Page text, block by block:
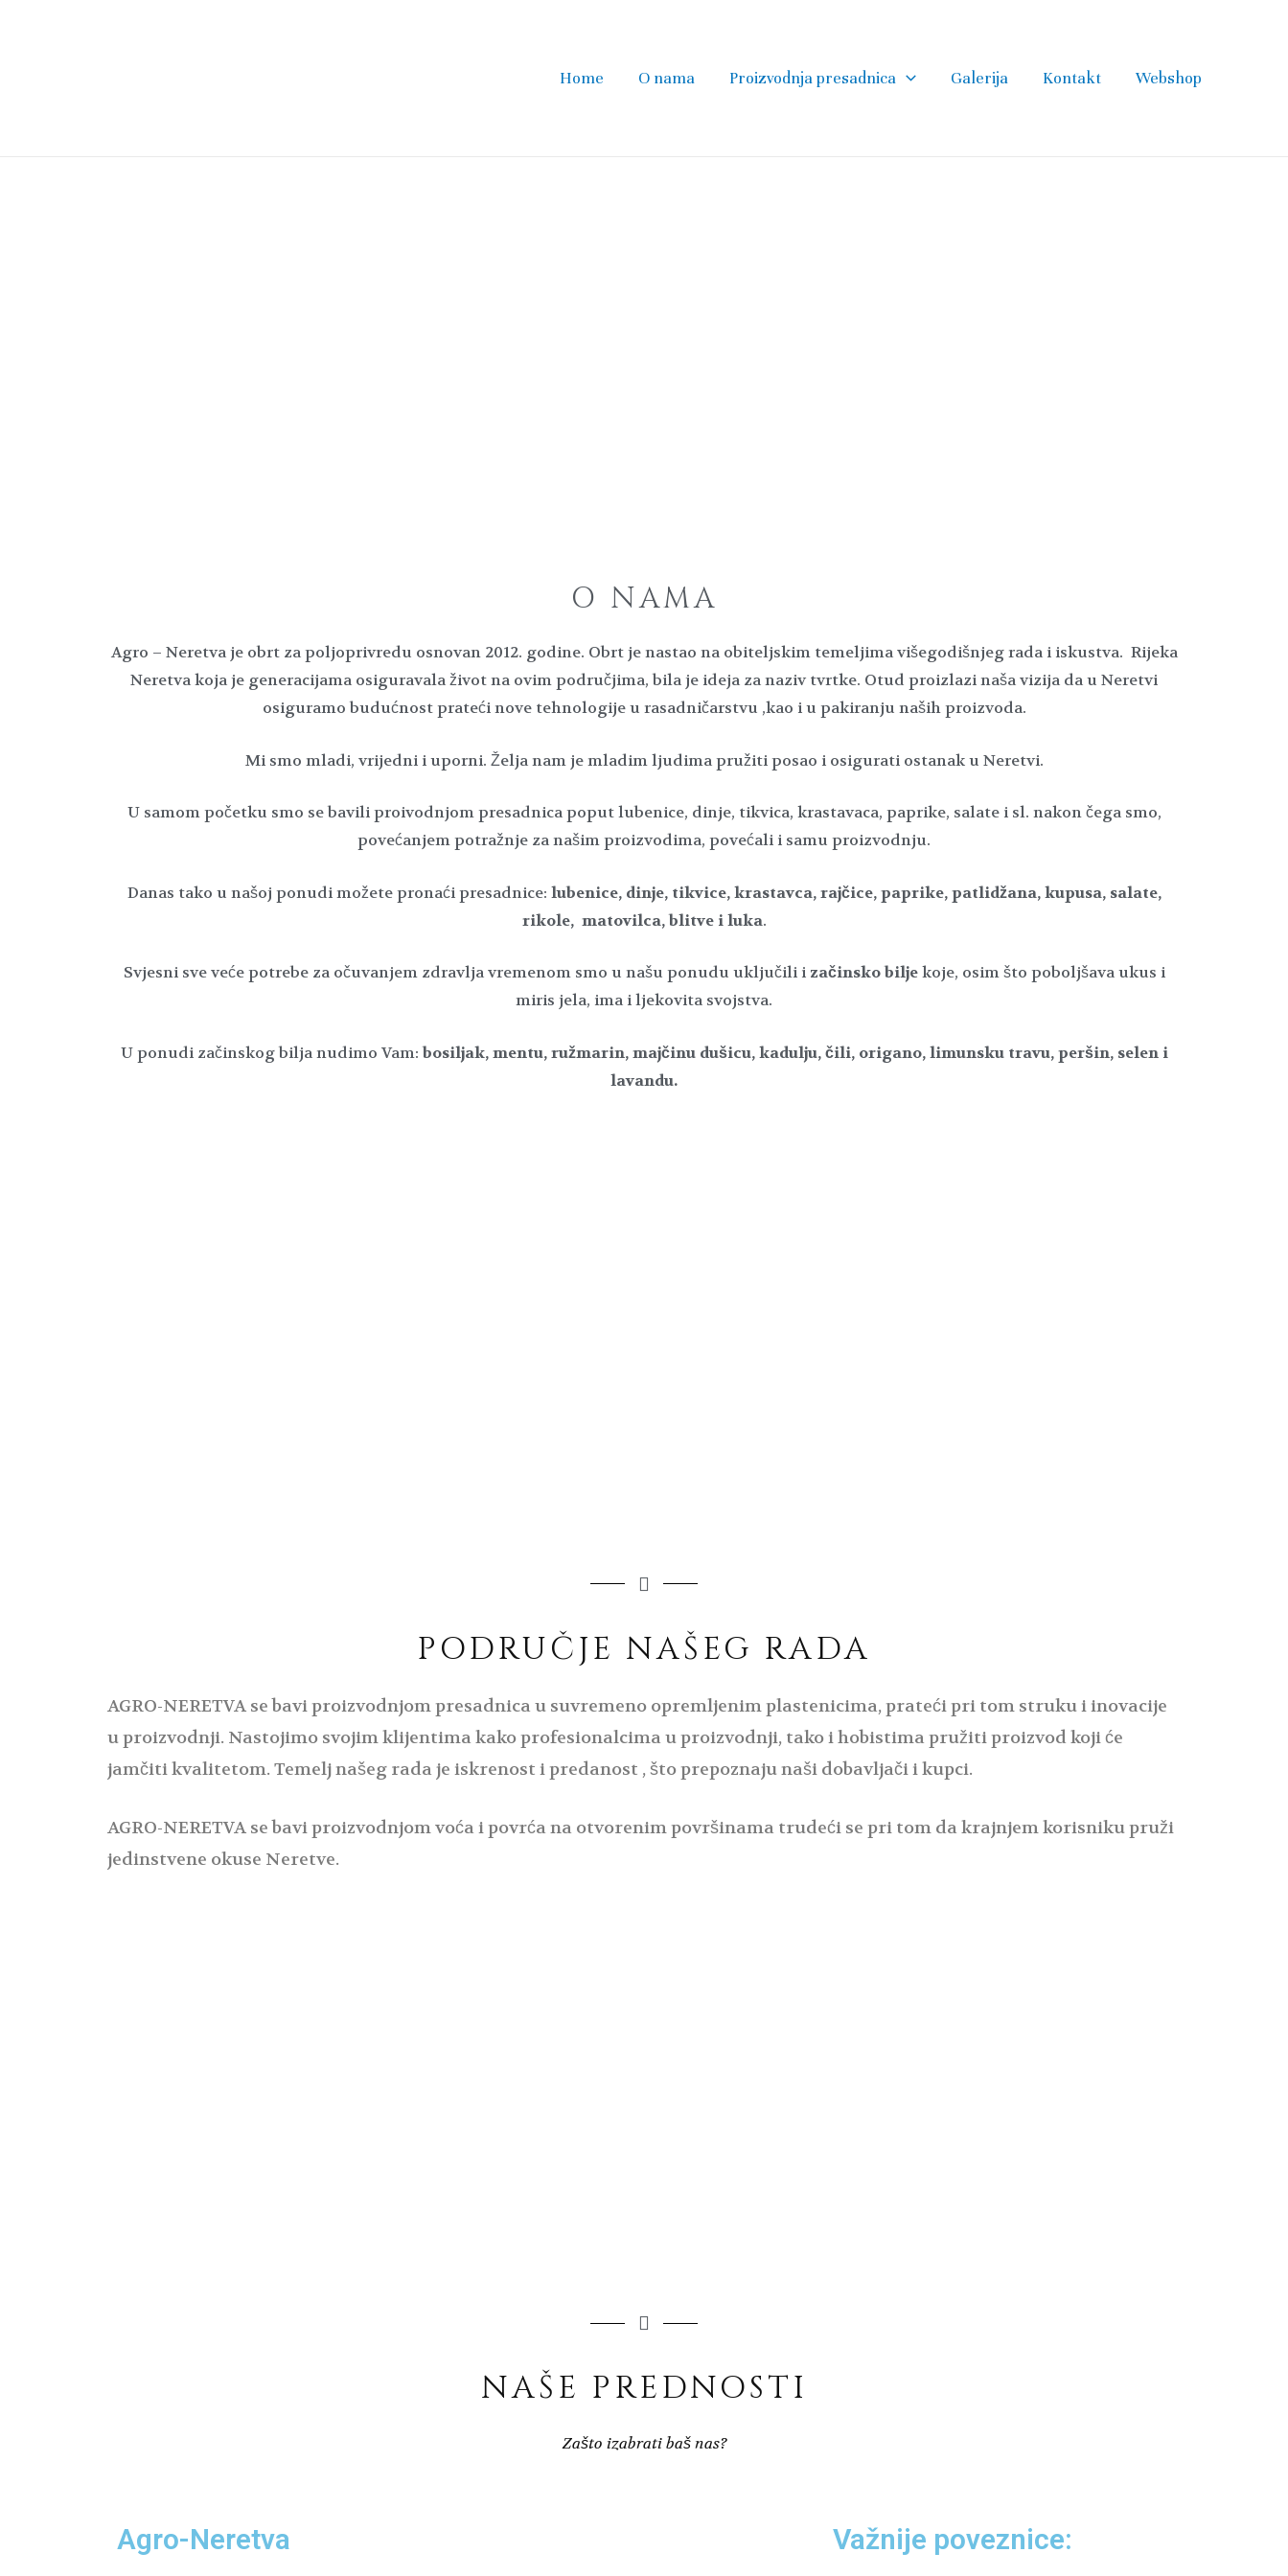
Home O nama Proizvodnja presadnica Galerija Kontakt Webshop
O NAMA
Agro – Neretva je obrt za poljoprivredu osnovan 2012. godine. Obrt je nastao na obiteljskim temeljima višegodišnjeg rada i iskustva. Rijeka
Neretva koja je generacijama osiguravala život na ovim područjima, bila je ideja za naziv tvrtke. Otud proizlazi naša vizija da u Neretvi
osiguramo budućnost prateći nove tehnologije u rasadničarstvu ,kao i u pakiranju naših proizvoda.
Mi smo mladi, vrijedni i uporni. Želja nam je mladim ljudima pružiti posao i osigurati ostanak u Neretvi.
U samom početku smo se bavili proivodnjom presadnica poput lubenice, dinje, tikvica, krastavaca, paprike, salate i sl. nakon čega smo,
povećanjem potražnje za našim proizvodima, povećali i samu proizvodnju.
Danas tako u našoj ponudi možete pronaći presadnice: lubenice, dinje, tikvice, krastavca, rajčice, paprike, patlidžana, kupusa, salate,
rikole, matovilca, blitve i luka.
Svjesni sve veće potrebe za očuvanjem zdravlja vremenom smo u našu ponudu uključili i začinsko biljekoje, osim što poboljšava ukus i
miris jela, ima i ljekovita svojstva.
U ponudi začinskog bilja nudimo Vam:bosiljak, mentu, ružmarin, majčinu dušicu, kadulju, čili, origano, limunsku travu, peršin, selen i
lavandu.
PODRUČJE NAŠEG RADA
AGRO-NERETVA se bavi proizvodnjom presadnica u suvremeno opremljenim plastenicima, prateći pri tom struku i inovacije
u proizvodnji. Nastojimo svojim klijentima kako profesionalcima u proizvodnji, tako i hobistima pružiti proizvod koji će
jamčiti kvalitetom. Temelj našeg rada je iskrenost i predanost , što prepoznaju naši dobavljači i kupci.
AGRO-NERETVA se bavi proizvodnjom voća i povrća na otvorenim površinama trudeći se pri tom da krajnjem korisniku pruži
jedinstvene okuse Neretve.
NAŠE PREDNOSTI
Zašto izabrati baš nas?
Agro-Neretva
Važnije poveznice: